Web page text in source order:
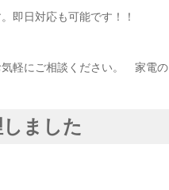
即日対応も可能です！！
気軽にご相談ください。 家電の
ました